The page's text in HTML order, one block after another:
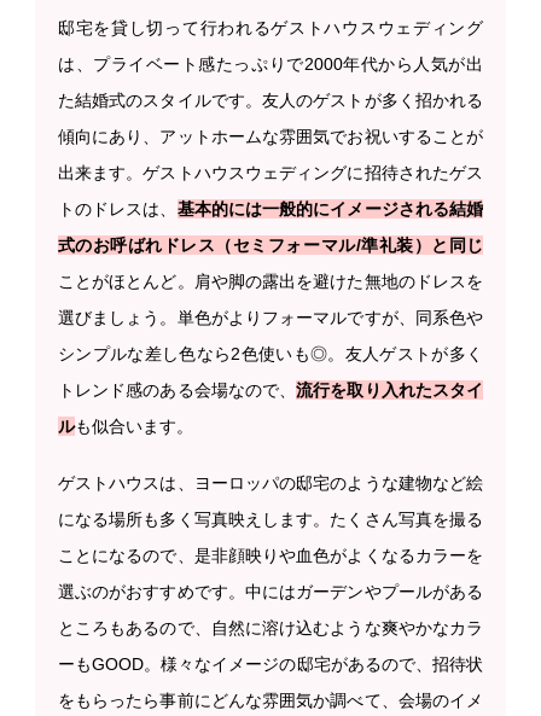
邸宅を貸し切って行われるゲストハウスウェディング
は、プライベート感たっぷりで2000年代から人気が出
た結婚式のスタイルです。友人のゲストが多く招かれる
傾向にあり、アットホームな雰囲気でお祝いすることが
出来ます。ゲストハウスウェディングに招待されたゲス
トのドレスは、 基本的には一般的にイメージされる結婚
式のお呼ばれドレス（セミフォーマル/準礼装）と同じ
ことがほとんど。肩や脚の露出を避けた無地のドレスを
選びましょう。単色がよりフォーマルですが、同系色や
シンプルな差し色なら2色使いも◎。友人ゲストが多く
トレンド感のある会場なので、流行を取り入れたスタイ
ルも似合います。
ゲストハウスは、ヨーロッパの邸宅のような建物など絵
になる場所も多く写真映えします。たくさん写真を撮る
ことになるので、是非顔映りや血色がよくなるカラーを
選ぶのがおすすめです。中にはガーデンやプールがある
ところもあるので、自然に溶け込むような爽やかなカラ
ーもGOOD。様々なイメージの邸宅があるので、招待状
をもらったら事前にどんな雰囲気か調べて、会場のイメ